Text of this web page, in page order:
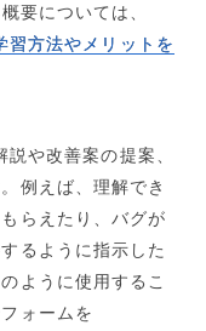
要については、
方法やメリットを
や改善案の提案、
例えば、理解でき
らえたり、バグが
るように指示した
ように使用するこ
ォームを